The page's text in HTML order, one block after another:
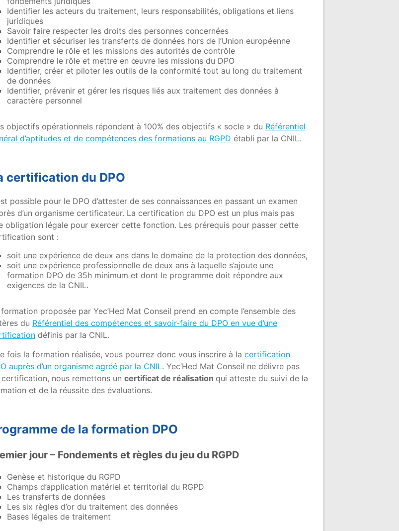
Identifier les acteurs du traitement, leurs responsabilités, obligations et liens
juridiques
Savoir faire respecter les droits des personnes concernées
Identifier et sécuriser les transferts de données hors de l’Union européenne
Comprendre le rôle et les missions des autorités de contrôle
Comprendre le rôle et mettre en œuvre les missions du DPO
Identifier, créer et piloter les outils de la conformité tout au long du traitement
de données
Identifier, prévenir et gérer les risques liés aux traitement des données à
caractère personnel
objectifs opérationnels répondent à 100% des objectifs « socle » du Référentiel
d’aptitudes et de compétences des formations au RGPD établi par la CNIL.
certification du DPO
possible pour le DPO d’attester de ses connaissances en passant un examen
d’un organisme certificateur. La certification du DPO est un plus mais pas
obligation légale pour exercer cette fonction. Les prérequis pour passer cette
sont :
soit une expérience de deux ans dans le domaine de la protection des données,
soit une expérience professionnelle de deux ans à laquelle s’ajoute une
formation DPO de 35h minimum et dont le programme doit répondre aux
exigences de la CNIL.
proposée par Yec’Hed Mat Conseil prend en compte l’ensemble des
du Référentiel des compétences et savoir-faire du DPO en vue d’une
définis par la CNIL.
fois la formation réalisée, vous pourrez donc vous inscrire à la certification
auprès d’un organisme agréé par la CNIL. Yec’Hed Mat Conseil ne délivre pas
certification, nous remettons un certificat de réalisation qui atteste du suivi de la
et de la réussite des évaluations.
de la formation DPO
jour – Fondements et règles du jeu du RGPD
Genèse et historique du RGPD
Champs d’application matériel et territorial du RGPD
Les transferts de données
Les six règles d’or du traitement des données
Bases légales de traitement